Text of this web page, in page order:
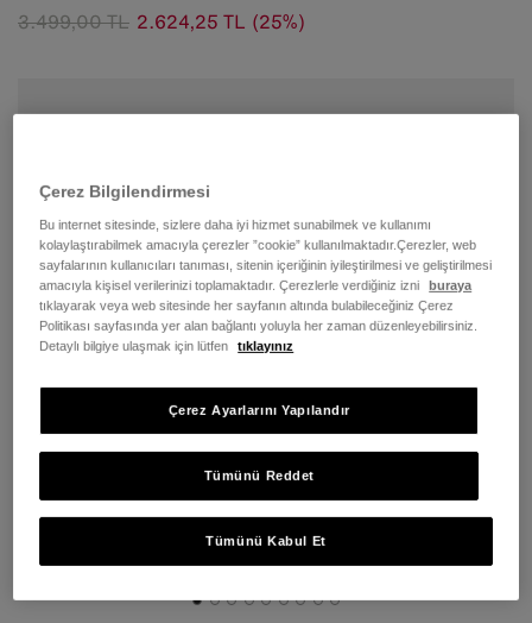
3.499,00 TL 2.624,25 TL (25%)
Çerez Bilgilendirmesi
Bu internet sitesinde, sizlere daha iyi hizmet sunabilmek ve kullanımı
kolaylaştırabilmek amacıyla çerezler ”cookie” kullanılmaktadır.Çerezler, web
sayfalarının kullanıcıları tanıması, sitenin içeriğinin iyileştirilmesi ve geliştirilmesi
amacıyla kişisel verilerinizi toplamaktadır. Çerezlerle verdiğiniz izni
buraya
tıklayarak veya web sitesinde her sayfanın altında bulabileceğiniz Çerez
Politikası sayfasında yer alan bağlantı yoluyla her zaman düzenleyebilirsiniz.
Detaylı bilgiye ulaşmak için lütfen
tıklayınız
Tümünü Reddet
Tümünü Kabul Et
Çerez Ayarlarını Yapılandır